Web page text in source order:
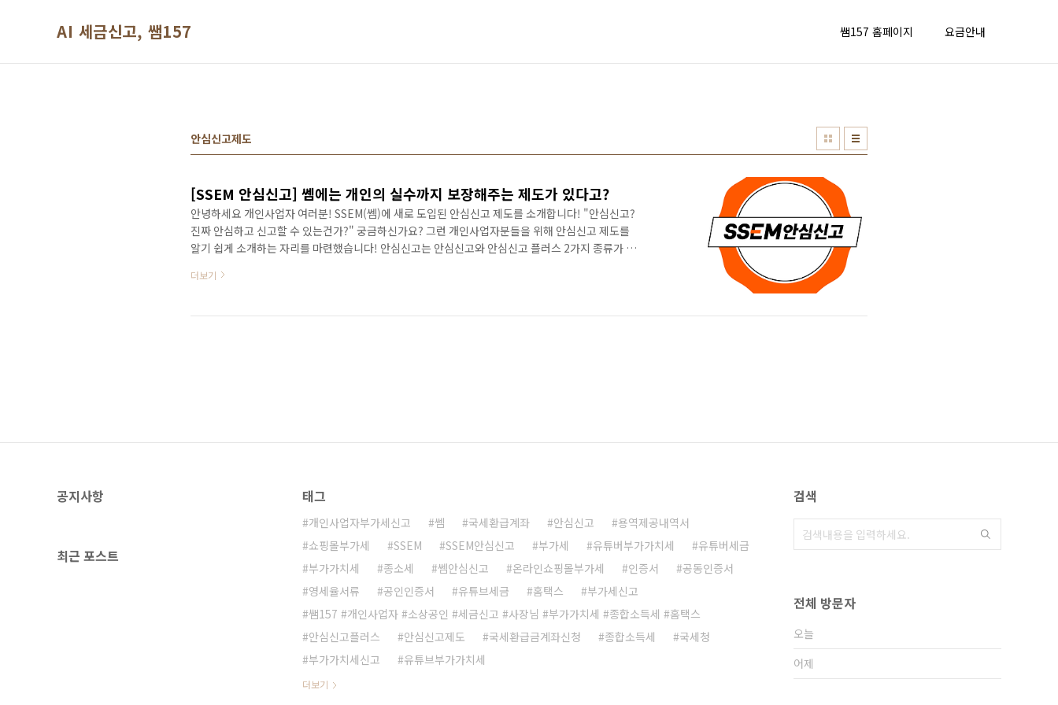
AI 세금신고, 쌤157 쌤157 홈페이지 요금안내
안심신고제도
[SSEM 안심신고] 쎔에는 개인의 실수까지 보장해주는 제도가 있다고?
안녕하세요 개인사업자 여러분! SSEM(쎔)에 새로 도입된 안심신고 제도를 소개합니다! "안심신고?
진짜 안심하고 신고할 수 있는건가?" 궁금하신가요? 그런 개인사업자분들을 위해 안심신고 제도를
알기 쉽게 소개하는 자리를 마련했습니다! 안심신고는 안심신고와 안심신고 플러스 2가지 종류가 있
하나, 100% 정확한 세금 계산 보장 SSEM의 계산 오류로 관할 세무서에서 문제를 제기한다면? 즉시,
면 SSEM이 모두 보상해 드립니다. 둘, 세금 신고 평생 보장 SSEM으로 신고한 건은 유효기간 없이 평
더보기
공지사항
최근 포스트
태그
개인사업자부가세신고 쎔 국세환급계좌 안심신고
용역제공내역서
쇼핑몰부가세
SSEM SSEM안심신고 부가세 유튜버부가가치세
유튜버세금
부가가치세
종소세 쎔안심신고 온라인쇼핑몰부가세 인증서
공동인증서
영세율서류
공인인증서 유튜브세금 홈택스
부가세신고
쌤157 #개인사업자 #소상공인 #세금신고 #사장님 #부가가치세 #종합소득세 #홈택스
안심신고플러스
안심신고제도 국세환급금계좌신청 종합소득세
국세청
부가가치세신고
유튜브부가가치세
더보기
검색
전체 방문자
오늘
어제